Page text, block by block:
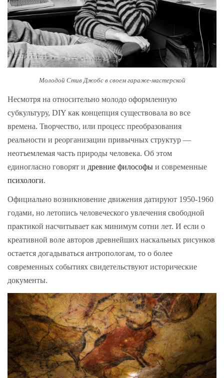
Молодой Стив Джобс в своем гараже-мастерской
Несмотря на относительно молодо оформленную
субкультуру, DIY как концепция существовала во все
времена. Творчество, или процесс преобразования
реальности и реорганизации привычных структур —
неотъемлемая часть природы человека. Об этом
единогласно говорят и древние философы и современные
психологи.
Официально возникновение движения датируют 1950-1960
годами, но летопись человеческого увлечения свободной
практикой насчитывает как минимум сотни лет. И если о
креативной воле авторов древнейших наскальных рисунков
остается догадываться антропологам, то о более
современных событиях свидетельствуют исторические
документы.